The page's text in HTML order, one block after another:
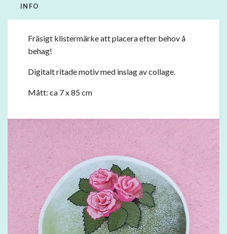
INFO
Fräsigt klistermärke att placera efter behov å
behag!
Digitalt ritade motiv med inslag av collage.
Mått: ca 7 x 85 cm